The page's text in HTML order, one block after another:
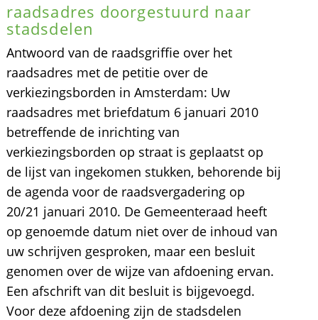
raadsadres doorgestuurd naar
stadsdelen
Antwoord van de raadsgriffie over het
raadsadres met de petitie over de
verkiezingsborden in Amsterdam: Uw
raadsadres met briefdatum 6 januari 2010
betreffende de inrichting van
verkiezingsborden op straat is geplaatst op
de lijst van ingekomen stukken, behorende bij
de agenda voor de raadsvergadering op
20/21 januari 2010. De Gemeenteraad heeft
op genoemde datum niet over de inhoud van
uw schrijven gesproken, maar een besluit
genomen over de wijze van afdoening ervan.
Een afschrift van dit besluit is bijgevoegd.
Voor deze afdoening zijn de stadsdelen